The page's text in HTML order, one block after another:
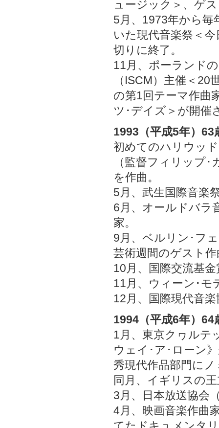
ュージック＞、ゲ
5月、1973年から毎
いた現代音楽祭＜
切りに終了。
11月、ポーランド
（ISCM）主催＜
の第1回テーマ作曲
ツ･デイズ＞が開催
1993（平成5年）63
初めてのハリウッ
（監督フィリップ
を作曲。
5月、武生国際音楽
6月、オールドバラ
家。
9月、ベルリン･フ
芸術週間のゲスト作
10月、国際交流基
11月、ウィーン･モ
12月、国際現代音
1994（平成6年）64
1月、東京クヮルテ
ウェイ･ア･ローン
秀現代作品部門に
同月、イギリスの
3月、日本放送協会
4月、映画音楽作曲